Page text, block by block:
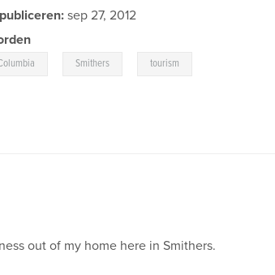
sep 27, 2012
Smithers tourism
out of my home here in Smithers.